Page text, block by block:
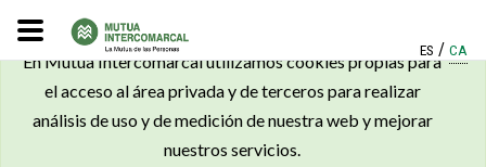
En Mutua Intercomarcal utilizamos cookies propias para
el acceso al área privada y de terceros para realizar
análisis de uso y de medición de nuestra web y mejorar
nuestros servicios.
ES / CA